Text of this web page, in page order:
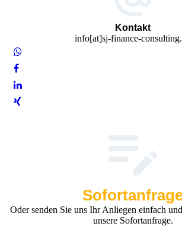
Kontakt
info[at]sj-finance-
Oder senden Sie uns Ihr Anliegen einfach
unsere Sofortanfrage.